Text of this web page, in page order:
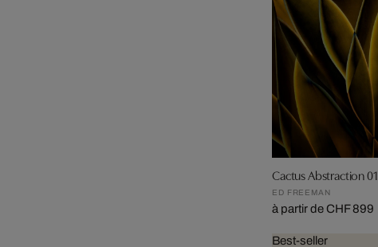
Cactus Abstraction 01
ED FREEMAN
à partir de CHF 899
Best-seller